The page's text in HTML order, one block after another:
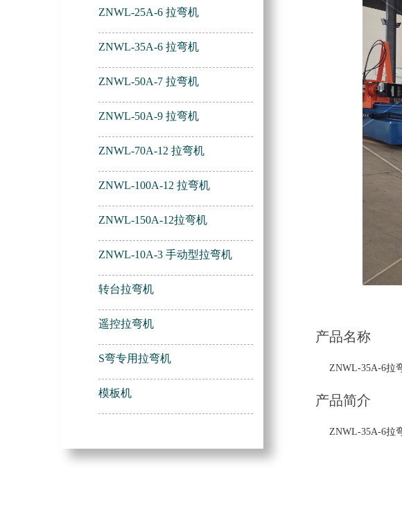
ZNWL-25A-6 拉弯机
ZNWL-35A-6 拉弯机
ZNWL-50A-7 拉弯机
ZNWL-50A-9 拉弯机
ZNWL-70A-12 拉弯机
ZNWL-100A-12 拉弯机
ZNWL-150A-12拉弯机
ZNWL-10A-3 手动型拉弯机
转台拉弯机
遥控拉弯机
S弯专用拉弯机
模板机
产品名称
ZNWL-35A-6拉
产品简介
ZNWL-35A-6拉弯